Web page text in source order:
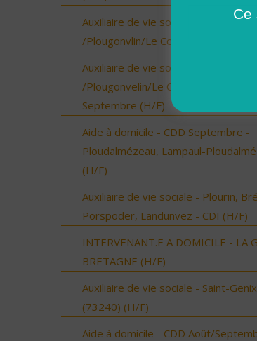
Auxiliaire de vie sociale - Locmaria-
/Plougonvlin/Le Conquet/Trébabu -
Auxiliaire de vie sociale - Locmaria-
/Plougonvelin/Le Conquet/Trébabu -
Septembre (H/F)
Aide à domicile - CDD Septembre -
Ploudalmézeau, Lampaul-
(H/F)
Auxiliaire de vie sociale - Plourin,
Porspoder, Landunvez - CDI (H/F)
INTERVENANT.E A DOMICILE - LA
BRETAGNE (H/F)
Auxiliaire de vie sociale - Saint-
(73240) (H/F)
Aide à domicile - CDD Août/
Ce